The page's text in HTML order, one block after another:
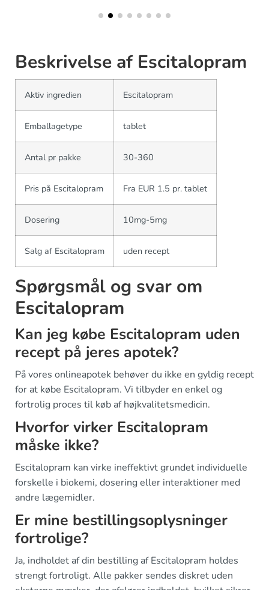
Beskrivelse af Escitalopram
Aktiv ingredien Escitalopram
Emballagetype tablet
Antal pr pakke 30-360
Pris på Escitalopram Fra EUR 1.5 pr. tablet
Dosering 10mg-5mg
Salg af Escitalopram uden recept
Spørgsmål og svar om
Escitalopram
Kan jeg købe Escitalopram uden
recept på jeres apotek?
På vores onlineapotek behøver du ikke en gyldig recept
for at købe Escitalopram. Vi tilbyder en enkel og
fortrolig proces til køb af højkvalitetsmedicin.
Hvorfor virker Escitalopram
måske ikke?
Escitalopram kan virke ineffektivt grundet individuelle
forskelle i biokemi, dosering eller interaktioner med
andre lægemidler.
Er mine bestillingsoplysninger
fortrolige?
Ja, indholdet af din bestilling af Escitalopram holdes
strengt fortroligt. Alle pakker sendes diskret uden